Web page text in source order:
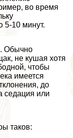
во время
5-10 минут.
Обычно
не кушая хотя
чтобы
имеется
до
седация или
таков: